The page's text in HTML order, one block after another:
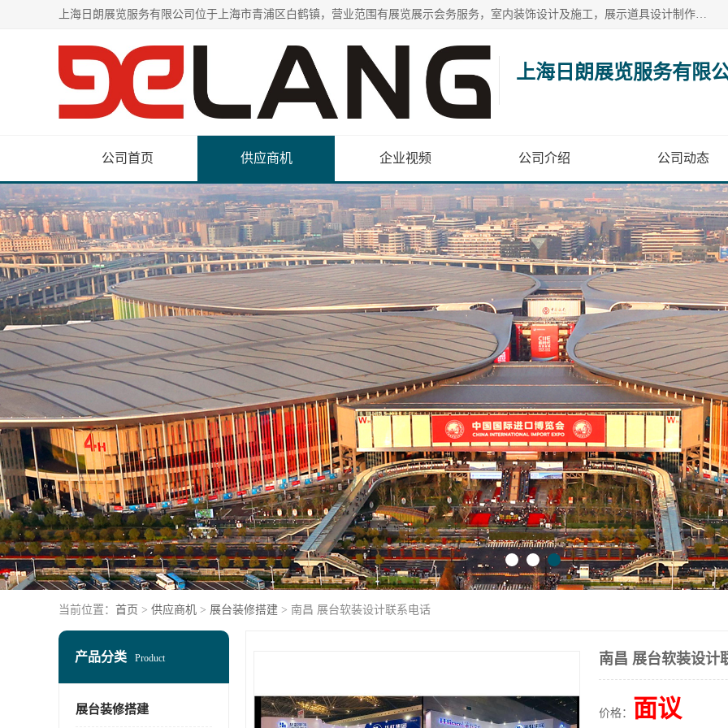
上海日朗展览服务有限公司位于上海市青浦区白鹤镇，营业范围有展览展示会务服务，室内装饰设计及施工，展示道具设计制作，舞台设计，图文设计，灯箱制作，园林绿化工程，广告装潢材料，建筑材料，办公用品，工艺礼品日用百货销售。
上海日朗展览服务有限
公司首页 供应商机 企业视频 公司介绍 公司动态
当前位置： 首页 > 供应商机 > 展台装修搭建 > 南昌 展台软装设计联系电话
产品分类 Product
展台装修搭建
南昌 展台软装设计
价格： 面议